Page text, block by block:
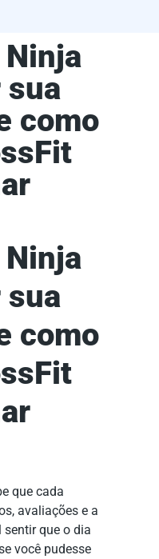
sua
como
sua
como
que cada
avaliações e a
que o dia
você pudesse